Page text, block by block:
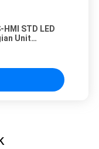
HMI STD LED
Unit